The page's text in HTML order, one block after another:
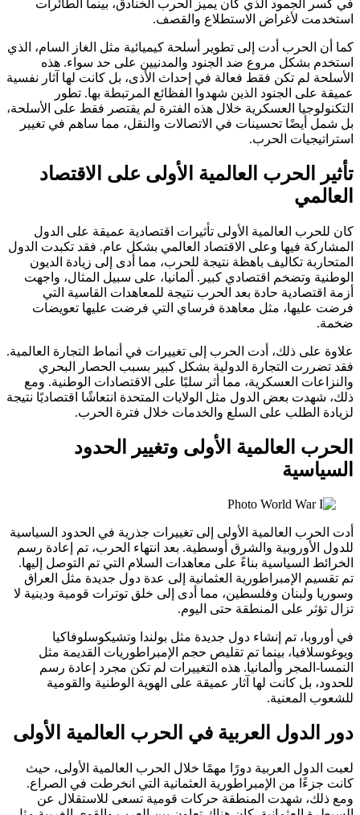
في كسر الجمود الذي كان يميز الحرب الخنادق، بينما الطائرات
استخدمت لأغراض الاستطلاع والقصف.
كما أن الحرب أدت إلى تطوير أسلحة كيميائية مثل الغاز السام، الذي
استخدم بشكل مروع ضد الجنود والمدنيين على حد سواء. هذه
الأسلحة لم تكن فقط فعالة في إحداث الأذى، بل كانت لها آثار نفسية
عميقة على الجنود الذين شهدوا الفظائع المرتبطة بها. تطور
التكنولوجيا العسكرية خلال هذه الفترة لم يقتصر فقط على الأسلحة،
بل شمل أيضًا تحسينات في الاتصالات والنقل، مما ساهم في تغيير
استراتيجيات الحرب.
تأثير الحرب العالمية الأولى على الاقتصاد
العالمي
كان للحرب العالمية الأولى تأثيرات اقتصادية عميقة على الدول
المشاركة فيها وعلى الاقتصاد العالمي بشكل عام. فقد تكبدت الدول
المتحاربة تكاليف باهظة نتيجة للحرب، مما أدى إلى زيادة الديون
الوطنية وتضخم اقتصادي كبير. ألمانيا، على سبيل المثال، واجهت
أزمة اقتصادية حادة بعد الحرب نتيجة للمعاهدات القاسية التي
فرضت عليها، مثل معاهدة فرساي التي فرضت عليها تعويضات
ضخمة.
علاوة على ذلك، أدت الحرب إلى تغييرات في أنماط التجارة العالمية.
فقد تضررت التجارة الدولية بشكل كبير بسبب الحصار البحري
والنزاعات العسكرية، مما أثر سلبًا على الاقتصادات الوطنية. ومع
ذلك، شهدت بعض الدول مثل الولايات المتحدة انتعاشًا اقتصاديًا نتيجة
لزيادة الطلب على السلع والخدمات خلال فترة الحرب.
الحرب العالمية الأولى وتغيير الحدود
السياسية
أدت الحرب العالمية الأولى إلى تغييرات جذرية في الحدود السياسية
للدول الأوروبية والشرق أوسطية. بعد انتهاء الحرب، تم إعادة رسم
الخرائط السياسية بناءً على معاهدات السلام التي تم التوصل إليها.
تم تقسيم الإمبراطورية العثمانية إلى عدة دول جديدة مثل العراق
وسوريا ولبنان وفلسطين، مما أدى إلى خلق توترات قومية ودينية لا
تزال تؤثر على المنطقة حتى اليوم.
في أوروبا، تم إنشاء دول جديدة مثل بولندا وتشيكوسلوفاكيا
ويوغوسلافيا، بينما تم تقليص حجم الإمبراطوريات القديمة مثل
النمسا-المجر وألمانيا. هذه التغييرات لم تكن مجرد إعادة رسم
للحدود، بل كانت لها آثار عميقة على الهوية الوطنية والقومية
للشعوب المعنية.
دور الدول العربية في الحرب العالمية الأولى
لعبت الدول العربية دورًا مهمًا خلال الحرب العالمية الأولى، حيث
كانت جزءًا من الإمبراطورية العثمانية التي انخرطت في الصراع.
ومع ذلك، شهدت المنطقة حركات قومية تسعى للاستقلال عن